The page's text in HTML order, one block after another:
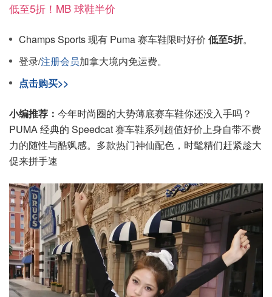
低至5折！MB 球鞋半价
Champs Sports 现有 Puma 赛车鞋限时好价 低至5折。
登录/注册会员加拿大境内免运费。
点击购买>>
小编推荐： 今年时尚圈的大势薄底赛车鞋你还没入手吗？
PUMA 经典的 Speedcat 赛车鞋系列超值好价上身自带不费
力的随性与酷飒感。多款热门神仙配色，时髦精们赶紧趁大
促来拼手速